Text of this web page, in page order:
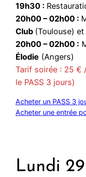
19h30 :
20h00 – 02h00 :
Club (Toulouse) et
20h00 – 02h00 :
Élodie (Angers)
Tarif soirée : 25
le PASS 3 jours)
Acheter un PASS 3
Acheter une entrée
Lundi